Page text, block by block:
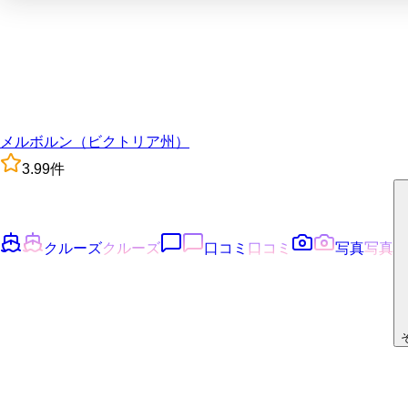
メルボルン（ビクトリア州）
3.99件
クルーズクルーズ 口コミ 口コミ 写真写真